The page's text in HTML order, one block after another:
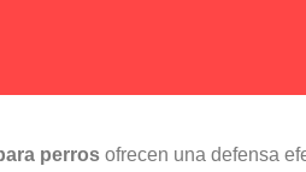
perrosofrecen una defensa